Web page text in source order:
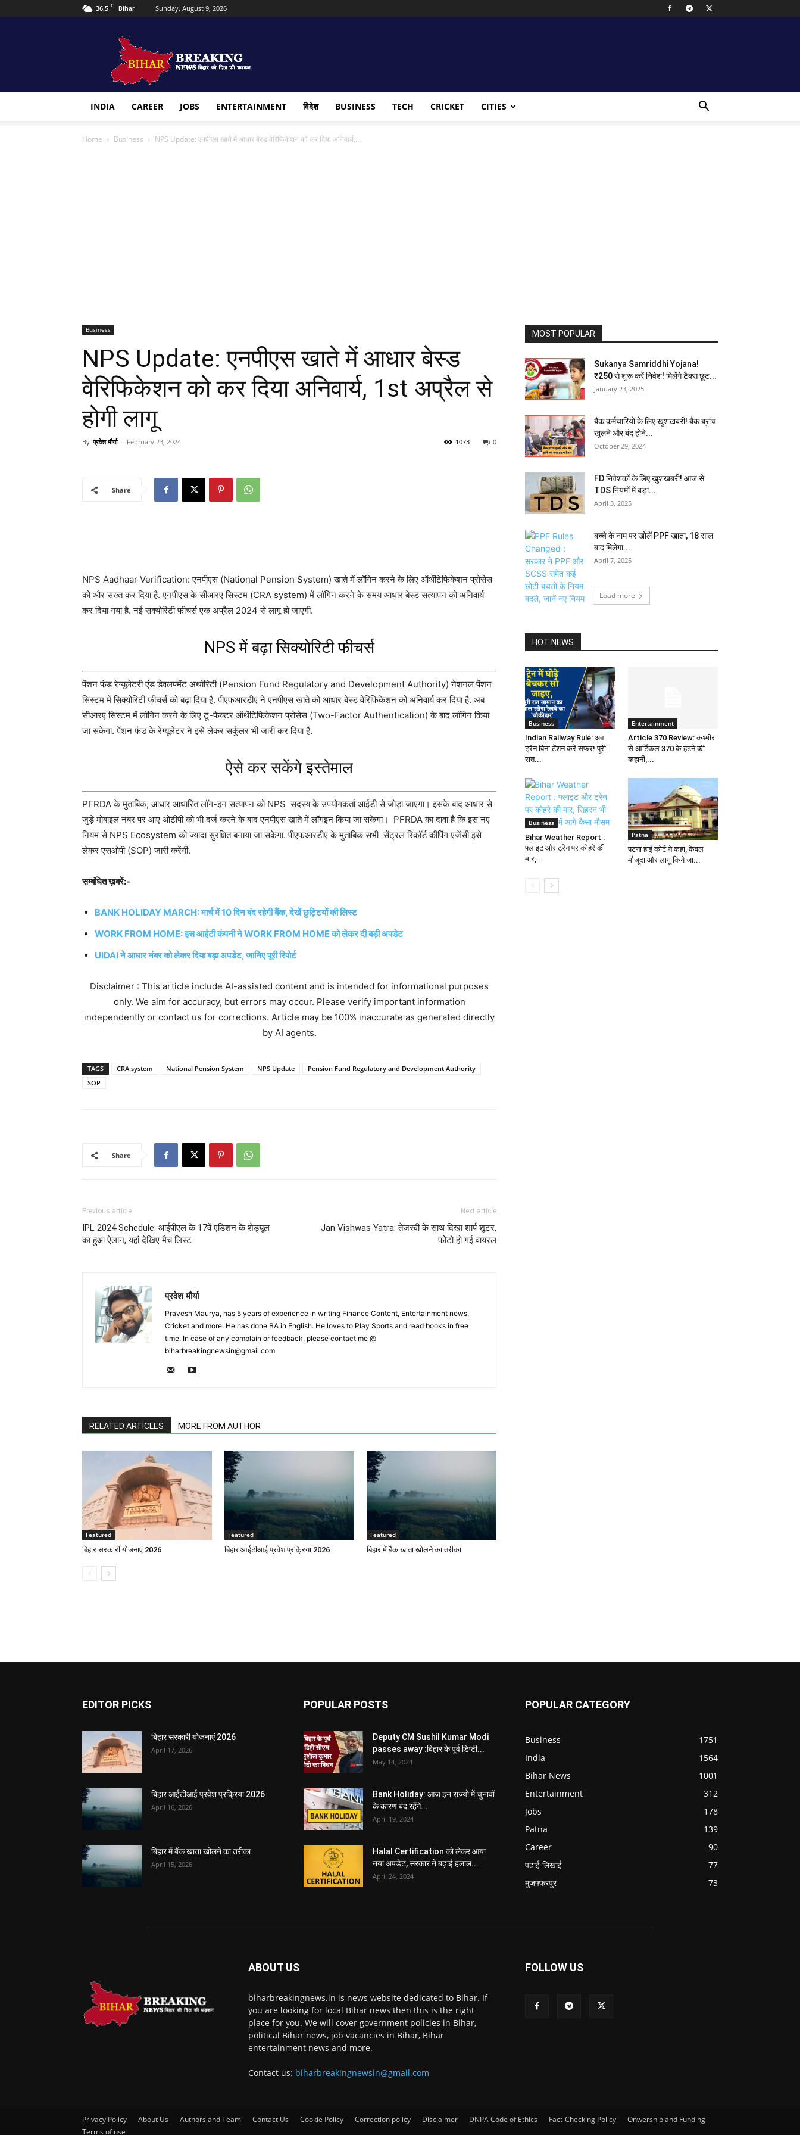
36.5 C Bihar Sunday, August 9, 2026
Breaking
news
INDIA CAREER JOBS ENTERTAINMENT विदेश BUSINESS TECH CRICKET CITIES
Home Business NPS Update: एनपीएस खाते में आधार बेस्ड वेरिफिकेशन को कर दिया अनिवार्य,...
Business
NPS Update: एनपीएस खाते में आधार बेस्ड
वेरिफिकेशन को कर दिया अनिवार्य, 1st अप्रैल से
होगी लागू
By प्रवेश मौर्या - February 23, 2024 0
1073
Share
NPS Aadhaar Verification: एनपीएस (National Pension System) खाते में लॉगिन करने के लिए ऑथेंटिफिकेशन प्रोसेस
को और सख्त कर दिया है. एनपीएस के सीआरए सिस्टम (CRA system) में लॉगिन करने के समय आधार बेस्ड सत्यापन को अनिवार्य
कर दिया गया है. नई सक्योरिटी फीचर्स एक अप्रैल 2024 से लागू हो जाएगी.
NPS में बढ़ा सिक्योरिटी फीचर्स
पेंशन फंड रेग्यूलेटरी एंड डेवलपमेंट अथॉरिटी (Pension Fund Regulatory and Development Authority) नेशनल पेंशन
सिस्टम में सिक्योरिटी फीचर्स को बढ़ा दिया है. पीएफआरडीए ने एनपीएस खाते को आधार बेस्ड वेरिफिकेशन को अनिवार्य कर दिया है. अब
सीआरए सिस्टम में लॉगिन करने के लिए टू-फैक्टर ऑथेंटिफिकेशन प्रोसेस (Two-Factor Authentication) के बाद लॉगिन किया
जा सकेगा. पेंशन फंड के रेग्यूलेटर ने इसे लेकर सर्कुलर भी जारी कर दिया है.
ऐसे कर सकेंगे इस्तेमाल
PFRDA के मुताबिक, आधार आधारित लॉग-इन सत्यापन को NPS सदस्य के उपयोगकर्ता आईडी से जोड़ा जाएगा। इसके बाद आधार से
जुड़े मोबाइल नंबर पर आए ओटीपी को भी दर्ज करने के बाद एनपीएस खाते में लॉगइन किया जा सकेगा। PFRDA का दावा है कि इस नए
नियम से NPS Ecosystem को ज्यादा सुरक्षित बनाया जा सकेगा. पीएफआरडीए के मुताबिक सभी सेंट्रल रिकॉर्ड कीपिंग एजेंसी इसे
लेकर एसओपी (SOP) जारी करेंगी.
सम्बंधित ख़बरें:-
BANK HOLIDAY MARCH: मार्च में 10 दिन बंद रहेगी बैंक, देखें छुट्टियों की लिस्ट
WORK FROM HOME: इस आईटी कंपनी ने WORK FROM HOME को लेकर दी बड़ी अपडेट
UIDAI ने आधार नंबर को लेकर दिया बड़ा अपडेट, जानिए पूरी रिपोर्ट
Disclaimer : This article include AI-assisted content and is intended for informational purposes
only. We aim for accuracy, but errors may occur. Please verify important information
independently or contact us for corrections. Article may be 100% inaccurate as generated directly
by AI agents.
TAGS CRA system National Pension System NPS Update
Pension Fund Regulatory and Development Authority
SOP
Share
Previous article
IPL 2024 Schedule: आईपीएल के 17वें एडिशन के शेड्यूल
का हुआ ऐलान, यहां देखिए मैच लिस्ट
Next article
Jan Vishwas Yatra: तेजस्वी के साथ दिखा शार्प शूटर,
फोटो हो गई वायरल
प्रवेश मौर्या
Pravesh Maurya, has 5 years of experience in writing Finance Content, Entertainment news,
Cricket and more. He has done BA in English. He loves to Play Sports and read books in free
time. In case of any complain or feedback, please contact me @
biharbreakingnewsin@gmail.com
RELATED ARTICLES MORE FROM AUTHOR
Featured
बिहार सरकारी योजनाएं 2026
Featured
बिहार आईटीआई प्रवेश प्रक्रिया 2026
Featured
बिहार में बैंक खाता खोलने का तरीका
MOST POPULAR
Sukanya Samriddhi Yojana!
₹250 से शुरू करें निवेश! मिलेंगे टैक्स छूट...
January 23, 2025
बैंक कर्मचारियों के लिए खुशखबरी! बैंक ब्रांच
खुलने और बंद होने...
October 29, 2024
FD निवेशकों के लिए खुशखबरी! आज से
TDS नियमों में बड़ा...
April 3, 2025
बच्चे के नाम पर खोलें PPF खाता, 18 साल
बाद मिलेगा...
April 7, 2025
Load more
HOT NEWS
Business
Indian Railway Rule: अब
ट्रेन बिना टेंशन करें सफर! पूरी
रात...
Entertainment
Article 370 Review: कश्मीर
से आर्टिकल 370 के हटने की
कहानी,...
Business
Bihar Weather Report :
फ्लाइट और ट्रेन पर कोहरे की
मार,...
Patna
पटना हाई कोर्ट ने कहा, केवल
मौजूदा और लागू किये जा...
EDITOR PICKS
बिहार सरकारी योजनाएं 2026
April 17, 2026
बिहार आईटीआई प्रवेश प्रक्रिया 2026
April 16, 2026
बिहार में बैंक खाता खोलने का तरीका
April 15, 2026
POPULAR POSTS
Deputy CM Sushil Kumar Modi
passes away :बिहार के पूर्व डिप्टी...
May 14, 2024
Bank Holiday: आज इन राज्यो में चुनावों
के कारण बंद रहेंगे...
April 19, 2024
Halal Certification को लेकर आया
नया अपडेट, सरकार ने बढ़ाई हलाल...
April 24, 2024
POPULAR CATEGORY
Business
1751
India
1564
Bihar News
1001
Entertainment
312
Jobs
178
Patna
139
Career
90
पढाई लिखाई
77
मुजफ्फरपुर
73
ABOUT US
biharbreakingnews.in is news website dedicated to Bihar. If
you are looking for local Bihar news then this is the right
place for you. We will cover government policies in Bihar,
political Bihar news, job vacancies in Bihar, Bihar
entertainment news and more.
Contact us: biharbreakingnewsin@gmail.com
FOLLOW US
Privacy Policy About Us Authors and Team Contact Us Cookie Policy Correction policy Disclaimer DNPA Code of Ethics Fact-Checking Policy
Onwership and Funding
Terms of use